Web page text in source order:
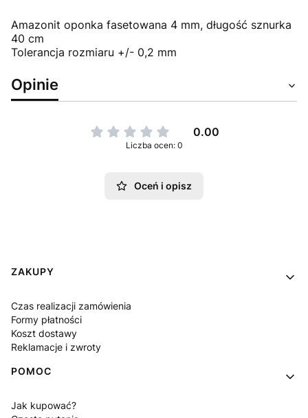
Amazonit oponka fasetowana 4 mm, długość sznurka
40 cm
Tolerancja rozmiaru +/- 0,2 mm
Opinie
0.00
Liczba ocen: 0
Oceń i opisz
Linki w stopce
ZAKUPY
Czas realizacji zamówienia
Formy płatności
Koszt dostawy
Reklamacje i zwroty
POMOC
Jak kupować?